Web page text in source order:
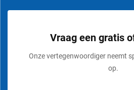
Vraag een gratis
Onze vertegenwoordiger neemt
op.